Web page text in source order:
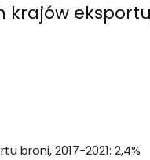
krajów
broni, 2017-2021: 2,4%